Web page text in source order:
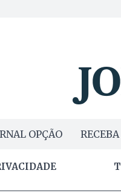
OPÇÃO